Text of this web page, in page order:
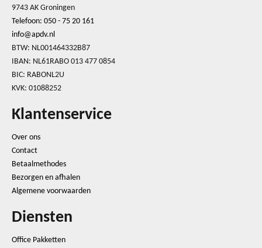
9743 AK Groningen
Telefoon: 050 - 75 20 161
info@apdv.nl
BTW: NL001464332B87
IBAN: NL61RABO 013 477 0854
BIC: RABONL2U
KVK: 01088252
Klantenservice
Over ons
Contact
Betaalmethodes
Bezorgen en afhalen
Algemene voorwaarden
Diensten
Office Pakketten